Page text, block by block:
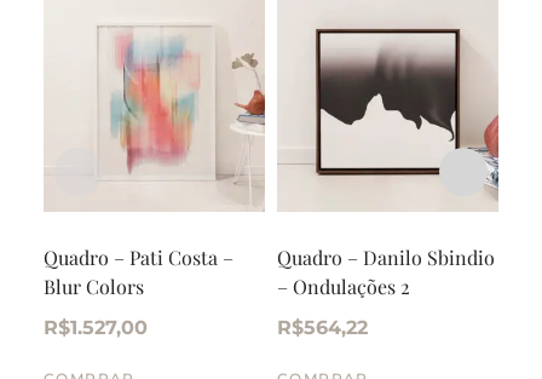
Quadro – Pati Costa –
Blur Colors
R$1.527,00
Quadro – Danilo Sbindio
– Ondulações 2
R$564,22